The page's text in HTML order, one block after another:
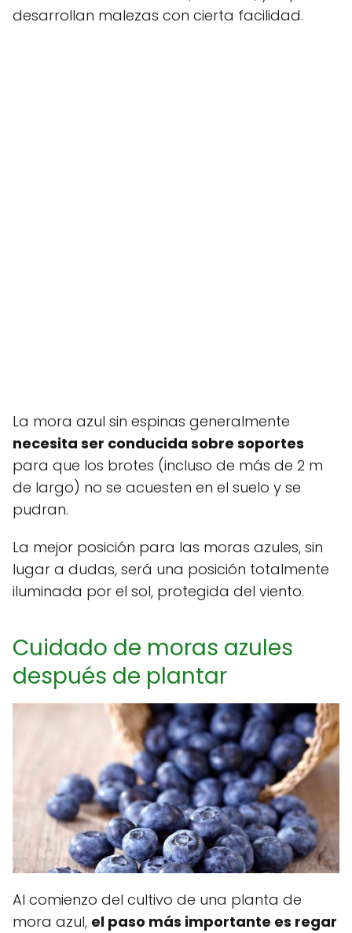
desarrollan malezas con cierta facilidad.
La mora azul sin espinas generalmente
necesita ser conducida sobre soportes
para que los brotes (incluso de más de 2 m
de largo) no se acuesten en el suelo y se
pudran.
La mejor posición para las moras azules, sin
lugar a dudas, será una posición totalmente
iluminada por el sol, protegida del viento.
Cuidado de moras azules
después de plantar
Al comienzo del cultivo de una planta de
mora azul, el paso más importante es regar